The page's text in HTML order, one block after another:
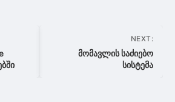
NEXT:
მომავლის საძიებო
სისტემა